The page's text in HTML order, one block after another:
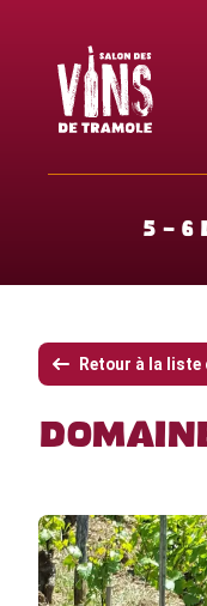
5 - 6
Retour à la